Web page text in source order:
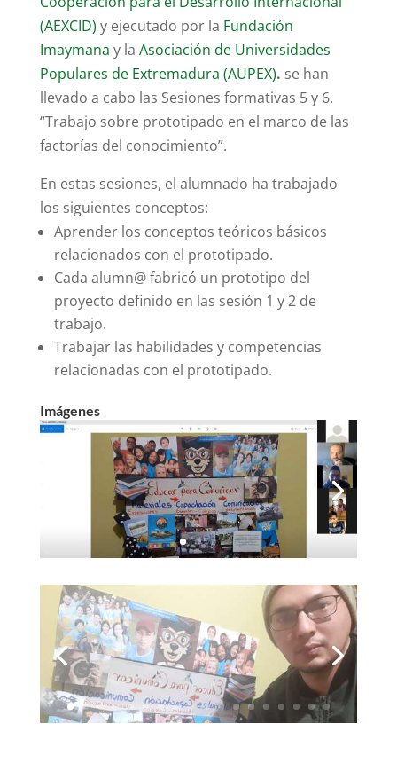
(AEXCID) y ejecutado por la Fundación
Imaymana y la Asociación de Universidades
Populares de Extremadura (AUPEX). se han
llevado a cabo las Sesiones formativas 5 y 6.
“Trabajo sobre prototipado en el marco de las
factorías del conocimiento”.
En estas sesiones, el alumnado ha trabajado
los siguientes conceptos:
Aprender los conceptos teóricos básicos
relacionados con el prototipado.
Cada alumn@ fabricó un prototipo del
proyecto definido en las sesión 1 y 2 de
trabajo.
Trabajar las habilidades y competencias
relacionadas con el prototipado.
Imágenes